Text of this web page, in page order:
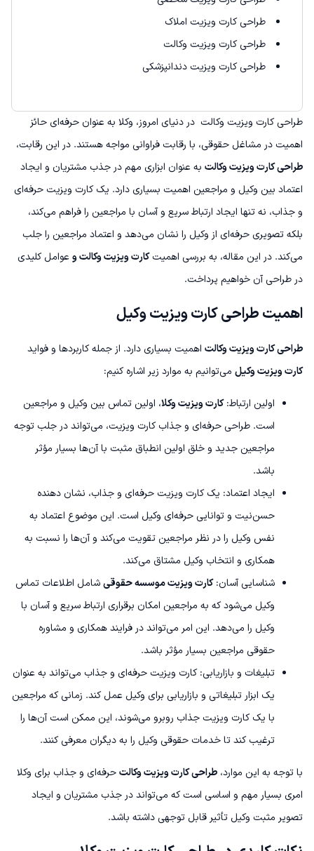
طراحی کارت ویزیت املاک
طراحی کارت ویزیت وکالت
طراحی کارت ویزیت دندانپزشکی
طراحی کارت ویزیت وکالت در دنیای امروز، وکلا به عنوان حرفه‌ای حائز
اهمیت در مشاغل حقوقی، با رقابت فراوانی مواجه هستند. در این رقابت،
طراحی کارت ویزیت وکالت به عنوان ابزاری مهم در جذب مشتریان و ایجاد
اعتماد بین وکیل و مراجعین اهمیت بسیاری دارد. یک کارت ویزیت حرفه‌ای
و جذاب، نه تنها ایجاد ارتباط سریع و آسان با مراجعین را فراهم می‌کند،
بلکه تصویری حرفه‌ای از وکیل را نشان می‌دهد و اعتماد مراجعین را جلب
می‌کند. در این مقاله، به بررسی اهمیتکارت ویزیت وکالت وعوامل کلیدی
در طراحی آن خواهیم پرداخت.
اهمیت طراحی کارت ویزیت وکیل
طراحی کارت ویزیت وکالت اهمیت بسیاری دارد. از جمله کاربردها و فواید
کارت ویزیت وکیل می‌توانیم به موارد زیر اشاره کنیم:
اولین ارتباط:کارت ویزیت وکلا، اولین تماس بین وکیل و مراجعین
است. طراحی حرفه‌ای و جذاب کارت ویزیت، می‌تواند در جلب توجه
مراجعین جدید و خلق اولین انطباق مثبت با آن‌ها بسیار مؤثر
باشد.
ایجاد اعتماد: یک کارت ویزیت حرفه‌ای و جذاب، نشان دهنده
حسن‌نیت و توانایی حرفه‌ای وکیل است. این موضوع اعتماد به
نفس وکیل را در نظر مراجعین تقویت می‌کند و آن‌ها را نسبت به
همکاری و انتخاب وکیل مشتاق می‌کند.
شناسایی آسان:کارت ویزیت موسسه حقوقیشامل اطلاعات تماس
وکیل می‌شود که به مراجعین امکان برقراری ارتباط سریع و آسان با
وکیل را می‌دهد. این امر می‌تواند در فرایند همکاری و مشاوره
حقوقی مراجعین بسیار مؤثر باشد.
تبلیغات و بازاریابی: کارت ویزیت حرفه‌ای و جذاب می‌تواند به عنوان
یک ابزار تبلیغاتی و بازاریابی برای وکیل عمل کند. زمانی که مراجعین
با یک کارت ویزیت جذاب روبرو می‌شوند، این ممکن است آن‌ها را
ترغیب کند تا خدمات حقوقی وکیل را به دیگران معرفی کنند.
با توجه به این موارد، طراحی کارت ویزیت وکالتحرفه‌ای و جذاب برای وکلا
امری بسیار مهم و اساسی است که می‌تواند در جذب مشتریان و ایجاد
تصویر مثبت وکیل تأثیر قابل توجهی داشته باشد.